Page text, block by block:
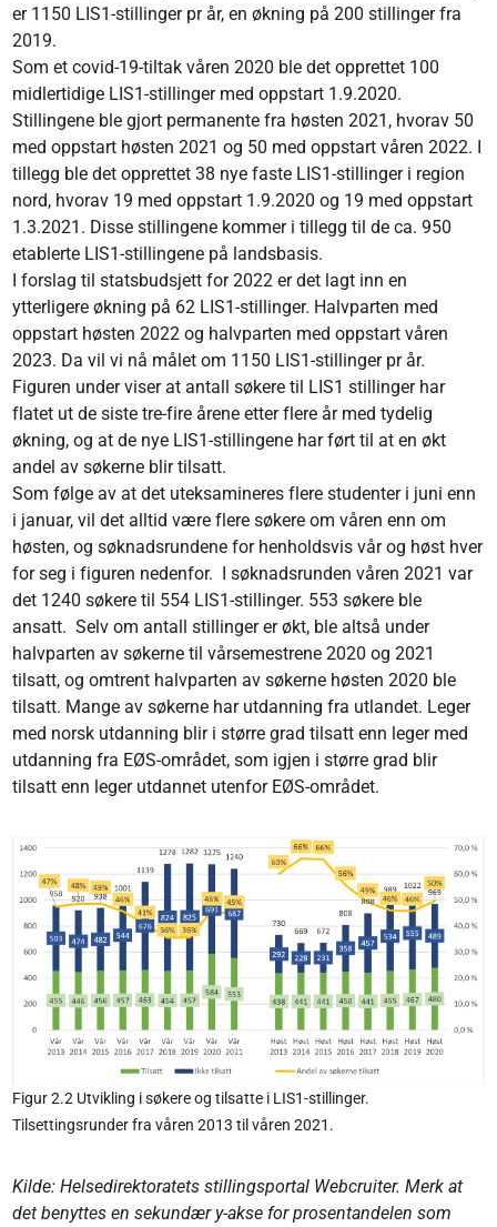
er 1150 LIS1-stillinger pr år, en økning på 200 stillinger fra
2019.
Som et covid-19-tiltak våren 2020 ble det opprettet 100
midlertidige LIS1-stillinger med oppstart 1.9.2020.
Stillingene ble gjort permanente fra høsten 2021, hvorav 50
med oppstart høsten 2021 og 50 med oppstart våren 2022. I
tillegg ble det opprettet 38 nye faste LIS1-stillinger i region
nord, hvorav 19 med oppstart 1.9.2020 og 19 med oppstart
1.3.2021. Disse stillingene kommer i tillegg til de ca. 950
etablerte LIS1-stillingene på landsbasis.
I forslag til statsbudsjett for 2022 er det lagt inn en
ytterligere økning på 62 LIS1-stillinger. Halvparten med
oppstart høsten 2022 og halvparten med oppstart våren
2023. Da vil vi nå målet om 1150 LIS1-stillinger pr år.
Figuren under viser at antall søkere til LIS1 stillinger har
flatet ut de siste tre-fire årene etter flere år med tydelig
økning, og at de nye LIS1-stillingene har ført til at en økt
andel av søkerne blir tilsatt.
Som følge av at det uteksamineres flere studenter i juni enn
i januar, vil det alltid være flere søkere om våren enn om
høsten, og søknadsrundene for henholdsvis vår og høst hver
for seg i figuren nedenfor. I søknadsrunden våren 2021 var
det 1240 søkere til 554 LIS1-stillinger. 553 søkere ble
ansatt. Selv om antall stillinger er økt, ble altså under
halvparten av søkerne til vårsemestrene 2020 og 2021
tilsatt, og omtrent halvparten av søkerne høsten 2020 ble
tilsatt. Mange av søkerne har utdanning fra utlandet. Leger
med norsk utdanning blir i større grad tilsatt enn leger med
utdanning fra EØS-området, som igjen i større grad blir
tilsatt enn leger utdannet utenfor EØS-området.
Figur 2.2 Utvikling i søkere og tilsatte i LIS1-stillinger.
Tilsettingsrunder fra våren 2013 til våren 2021.
Kilde: Helsedirektoratets stillingsportal Webcruiter. Merk at
det benyttes en sekundær y-akse for prosentandelen som